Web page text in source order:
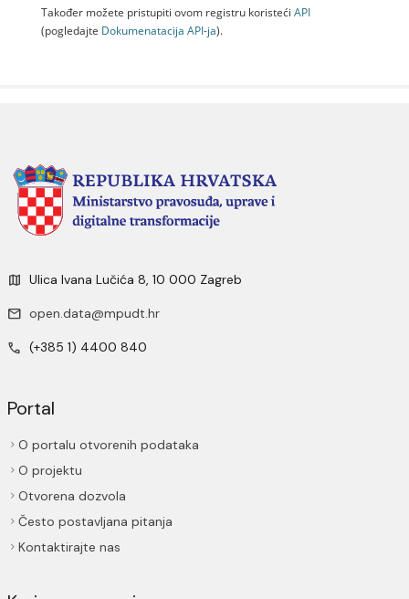
Također možete pristupiti ovom registru koristeći API
(pogledajte Dokumenаtаcijа API-jа).